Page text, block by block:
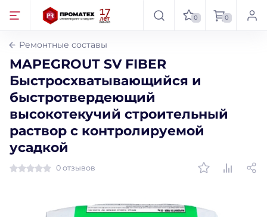
0 0
Ремонтные составы
MAPEGROUT SV FIBER
Быстросхватывающийся и
быстротвердеющий
высокотекучий строительный
раствор с контролируемой
усадкой
0 отзывов